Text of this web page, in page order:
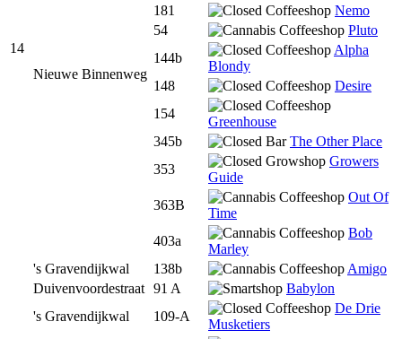
14
Nieuwe Binnenweg
181
Nemo
54
Pluto
144b
Alpha
Blondy
148
Desire
154
Greenhouse
345b
The Other Place
353
Growers
Guide
363B
Out Of
Time
403a
Bob
Marley
's Gravendijkwal
138b Amigo
Duivenvoordestraat 91 A
Babylon
's Gravendijkwal
109-A
De Drie
Musketiers